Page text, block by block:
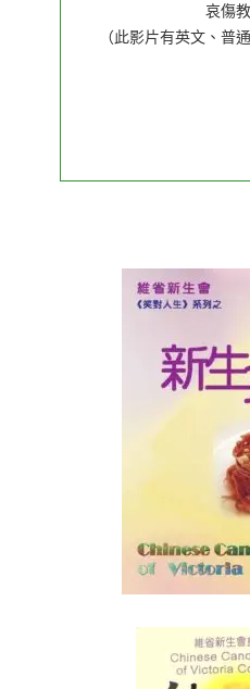
哀傷
（此影片有英文、普